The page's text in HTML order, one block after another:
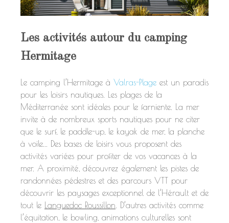
Les activités autour du camping
Hermitage
Le camping l’Hermitage à Valras-Plage est un paradis
pour les loisirs nautiques. Les plages de la
Méditerranée sont idéales pour le farniente. La mer
invite à de nombreux sports nautiques pour ne citer
que le surf, le paddle-up, le kayak de mer, la planche
à voile... Des bases de loisirs vous proposent des
activités variées pour profiter de vos vacances à la
mer. A proximité, découvrez également les pistes de
randonnées pédestres et des parcours VTT pour
découvrir les paysages exceptionnel de l’Hérault et de
tout le
Languedoc Roussillon . D’autres activités comme
l’équitation, le bowling, animations culturelles sont